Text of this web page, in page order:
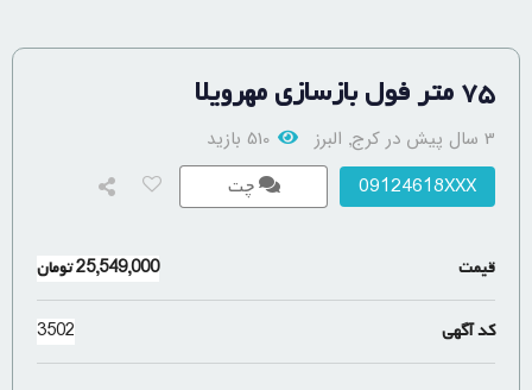
۷۵ متر فول بازسازی مهرویلا
3 سال پیش در کرج , البرز
510 بازید
09124618XXX
چت
قیمت 25,549,000تومان
کد آگهی 3502